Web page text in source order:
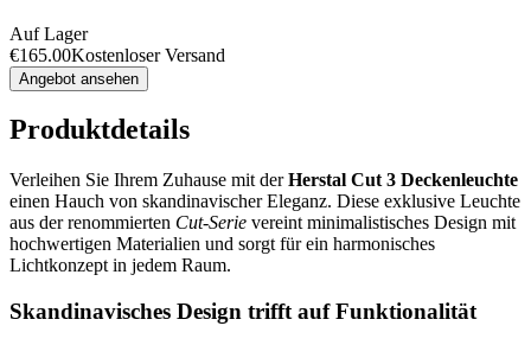
Auf Lager
€165.00Kostenloser Versand
Angebot ansehen
Produktdetails
Verleihen Sie Ihrem Zuhause mit derHerstal Cut 3 Deckenleuchte
einen Hauch von skandinavischer Eleganz. Diese exklusive Leuchte
aus der renommierten Cut-Serie vereint minimalistisches Design mit
hochwertigen Materialien und sorgt für ein harmonisches
Lichtkonzept in jedem Raum.
Skandinavisches Design trifft auf Funktionalität